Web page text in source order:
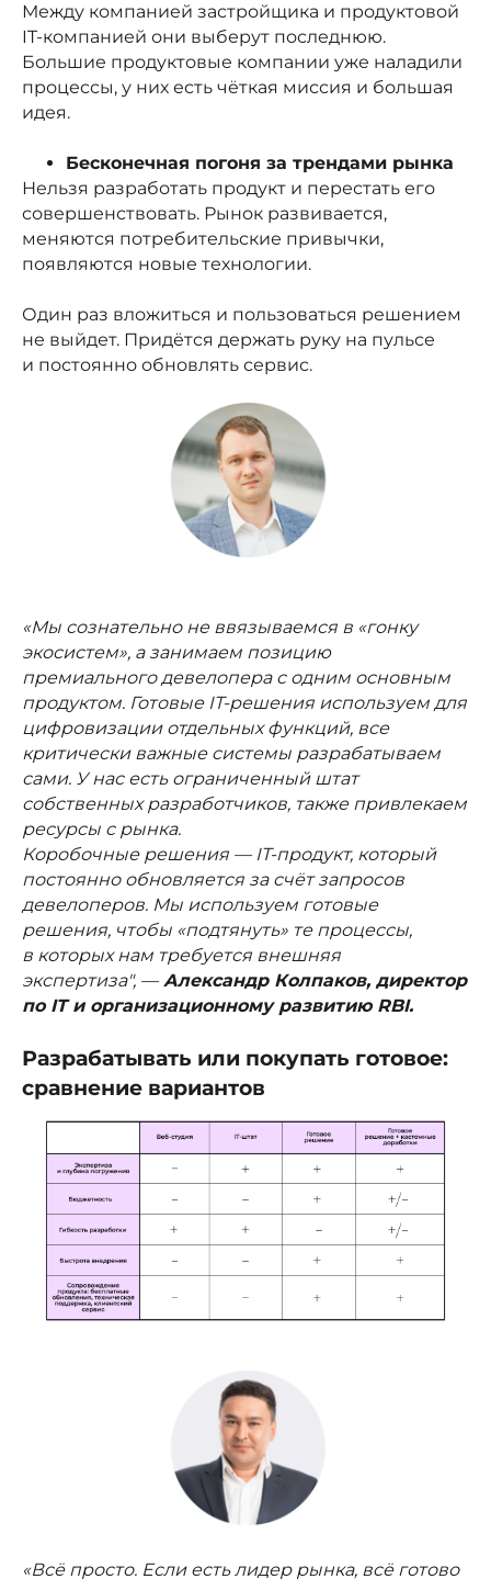
Между компанией застройщика и продуктовой
IT-компанией они выберут последнюю.
Большие продуктовые компании уже наладили
процессы, у них есть чёткая миссия и большая
идея.
Бесконечная погоня за трендами рынка
Нельзя разработать продукт и перестать его
совершенствовать. Рынок развивается,
меняются потребительские привычки,
появляются новые технологии.
Один раз вложиться и пользоваться решением
не выйдет. Придётся держать руку на пульсе
и постоянно обновлять сервис.
«Мы сознательно не ввязываемся в «гонку
экосистем», а занимаем позицию
премиального девелопера с одним основным
продуктом. Готовые IT-решения используем для
цифровизации отдельных функций, все
критически важные системы разрабатываем
сами. У нас есть ограниченный штат
собственных разработчиков, также привлекаем
ресурсы с рынка.
Коробочные решения — IT-продукт, который
постоянно обновляется за счёт запросов
девелоперов. Мы используем готовые
решения, чтобы «подтянуть» те процессы,
в которых нам требуется внешняя
экспертиза", —Александр Колпаков, директор
по IT и организационному развитию RBI.
Разрабатывать или покупать готовое:
сравнение вариантов
«Всё просто. Если есть лидер рынка, всё готово